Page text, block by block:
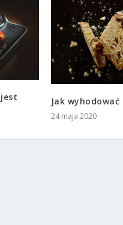
Jak wyhodować
24 maja 2020